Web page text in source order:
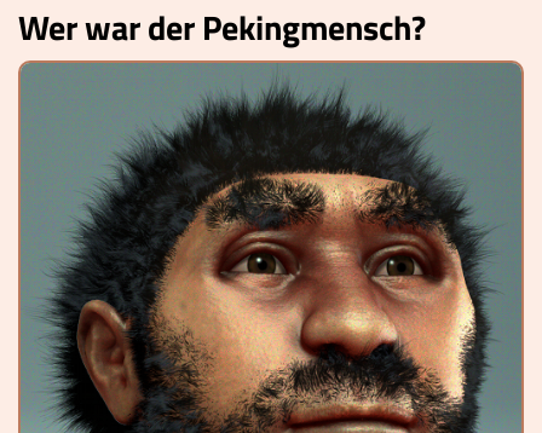
Lucys Wissensbox
Karte
Quiz
Memospiel
Videos
Mach mit!
Buchtipps
Wer war der Pekingmensch?